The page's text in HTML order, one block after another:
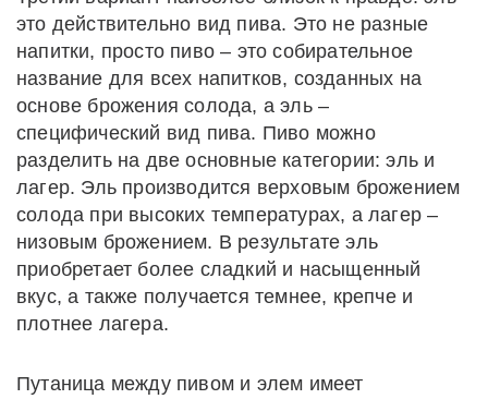
это действительно вид пива. Это не разные
напитки, просто пиво – это собирательное
название для всех напитков, созданных на
основе брожения солода, а эль –
специфический вид пива. Пиво можно
разделить на две основные категории: эль и
лагер. Эль производится верховым брожением
солода при высоких температурах, а лагер –
низовым брожением. В результате эль
приобретает более сладкий и насыщенный
вкус, а также получается темнее, крепче и
плотнее лагера.
Путаница между пивом и элем имеет